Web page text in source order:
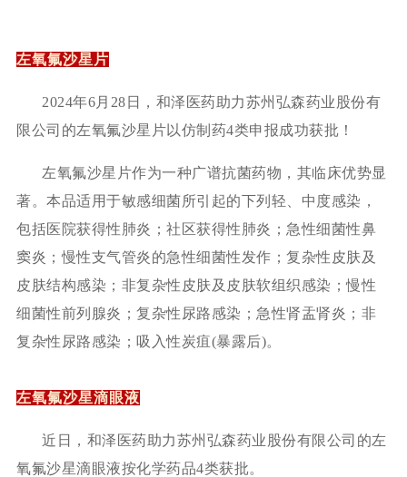
左氧氟沙星片
2024年6月28日，和泽医药助力苏州弘森药业股份有
限公司的左氧氟沙星片以仿制药4类申报成功获批！
左氧氟沙星片作为一种广谱抗菌药物，其临床优势显
著。本品适用于敏感细菌所引起的下列轻、中度感染，
包括医院获得性肺炎；社区获得性肺炎；急性细菌性鼻
窦炎；慢性支气管炎的急性细菌性发作；复杂性皮肤及
皮肤结构感染；非复杂性皮肤及皮肤软组织感染；慢性
细菌性前列腺炎；复杂性尿路感染；急性肾盂肾炎；非
复杂性尿路感染；吸入性炭疽(暴露后)。
左氧氟沙星滴眼液
近日，和泽医药助力苏州弘森药业股份有限公司的左
氧氟沙星滴眼液按化学药品4类获批。